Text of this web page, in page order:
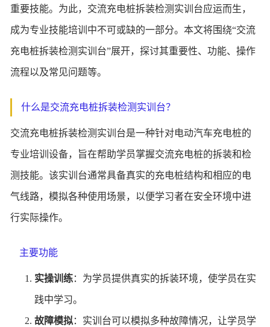
重要技能。为此，交流充电桩拆装检测实训台应运而生，
成为专业技能培训中不可或缺的一部分。本文将围绕“交流
充电桩拆装检测实训台”展开，探讨其重要性、功能、操作
流程以及常见问题等。
什么是交流充电桩拆装检测实训台？
交流充电桩拆装检测实训台是一种针对电动汽车充电桩的
专业培训设备，旨在帮助学员掌握交流充电桩的拆装和检
测技能。该实训台通常具备真实的充电桩结构和相应的电
气线路，模拟各种使用场景，以便学习者在安全环境中进
行实际操作。
主要功能
实操训练：为学员提供真实的拆装环境，使学员在实
践中学习。
故障模拟：实训台可以模拟多种故障情况，让学员学